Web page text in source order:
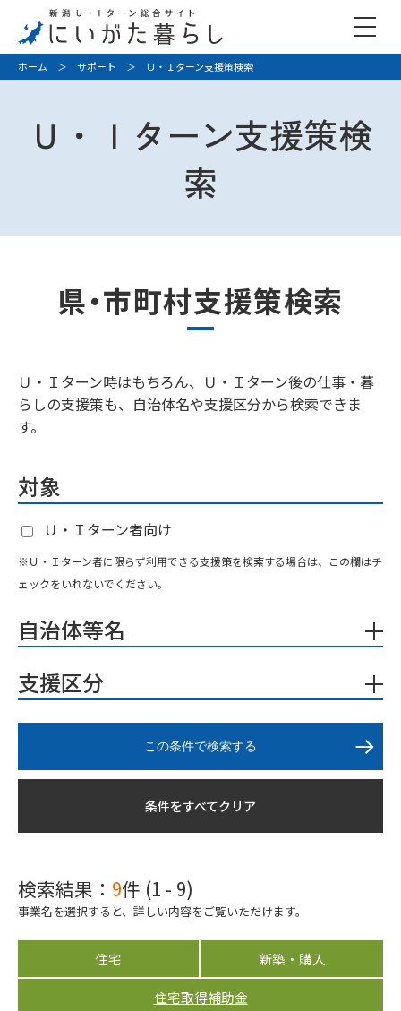
ホーム ＞ サポート ＞ Ｕ・Ｉターン支援策検索
Ｕ・Ｉターン支援策検
索
県・市町村支援策検索
Ｕ・Ｉターン時はもちろん、Ｕ・Ｉターン後の仕事・暮
らしの支援策も、自治体名や支援区分から検索できま
す。
対象
Ｕ・Ｉターン者向け
※Ｕ・Ｉターン者に限らず利用できる支援策を検索する場合は、この欄はチ
ェックをいれないでください。
自治体等名
支援区分
この条件で検索する
条件をすべてクリア
検索結果： 9件 (1 - 9)
事業名を選択すると、詳しい内容をご覧いただけます。
住宅 新築・購入
住宅取得補助金